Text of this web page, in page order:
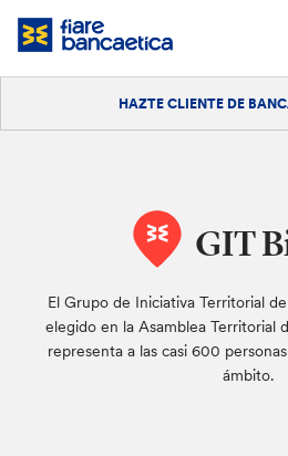
Saltar
HAZTE CLIENTE DE
GIT
El Grupo de Iniciativa Territorial
elegido en la Asamblea Territorial
representa a las casi 600
ámbito.